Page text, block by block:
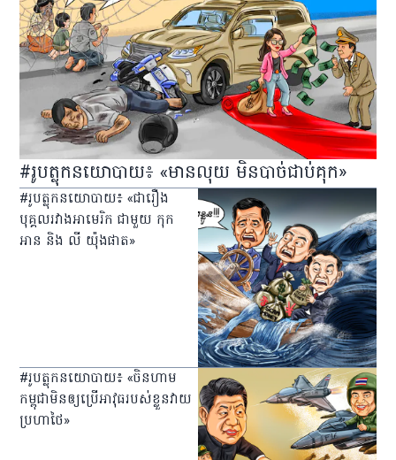
#រូបត្លុកនយោបាយ៖ «មានលុយ មិនបាច់ជាប់គុក»
#រូបត្លុកនយោបាយ៖ «ជារឿង
បុគ្គលរវាងអាមេរិក ជាមួយ កុក
អាន និង លី យ៉ុងផាត»
#រូបត្លុកនយោបាយ៖ «ចិនហាម
កម្ពុជាមិនឲ្យប្រើអាវុធរបស់ខ្លួនវាយ
ប្រហាថៃ»